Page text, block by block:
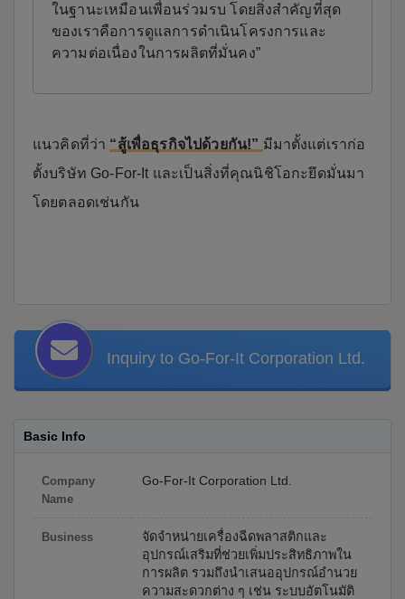
ในฐานะเหมือนเพื่อนร่วมรบ โดยสิ่งสำคัญที่สุด
ของเราคือการดูแลการดำเนินโครงการและ
ความต่อเนื่องในการผลิตที่มั่นคง”
แนวคิดที่ว่า “สู้เพื่อธุรกิจไปด้วยกัน!” มีมาตั้งแต่เราก่อ
ตั้งบริษัท Go-For-It และเป็นสิ่งที่คุณนิชิโอกะยึดมั่นมา
โดยตลอดเช่นกัน
Inquiry to Go-For-It Corporation Ltd.
Basic Info
Company
Name
Go-For-It Corporation Ltd.
Business
จัดจำหน่ายเครื่องฉีดพลาสติกและ
อุปกรณ์เสริมที่ช่วยเพิ่มประสิทธิภาพใน
การผลิต รวมถึงนำเสนออุปกรณ์อำนวย
ความสะดวกต่าง ๆ เช่น ระบบอัตโนมัติ